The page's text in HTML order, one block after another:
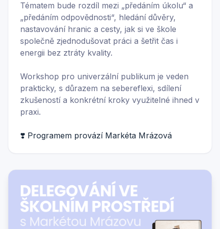
Tématem bude rozdíl mezi „předáním úkolu“ a
„předáním odpovědnosti“, hledání důvěry,
nastavování hranic a cesty, jak si ve škole
společně zjednodušovat práci a šetřit čas i
energii bez ztráty kvality.
Workshop pro univerzální publikum je veden
prakticky, s důrazem na sebereflexi, sdílení
zkušeností a konkrétní kroky využitelné ihned v
praxi.
❣️ Programem provází Markéta Mrázová